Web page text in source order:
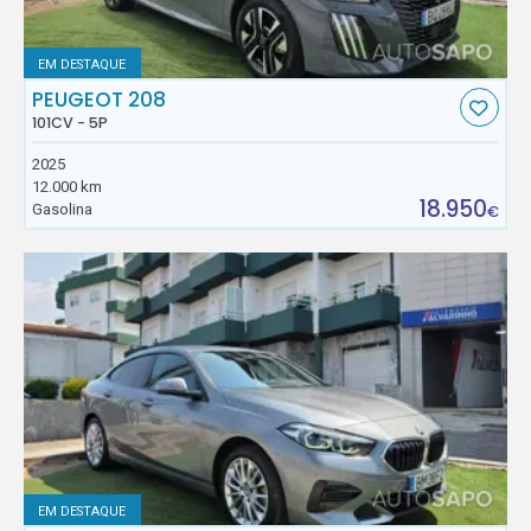
EM DESTAQUE
PEUGEOT 208
101CV - 5P
2025
12.000 km
Gasolina
18.950€
EM DESTAQUE